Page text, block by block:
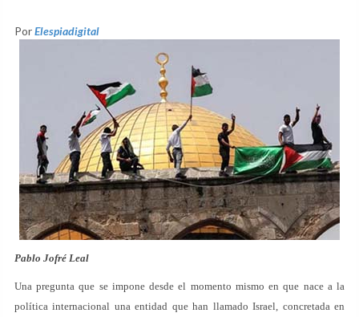
PorElespiadigital
Pablo Jofré Leal
Una pregunta que se impone desde el momento mismo en que nace a la
política internacional una entidad que han llamado Israel, concretada en